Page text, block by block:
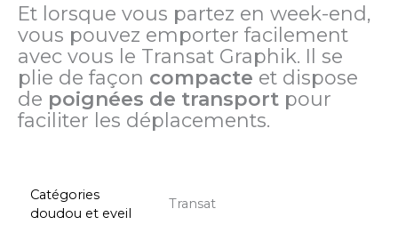
Et lorsque vous partez en week-end,
vous pouvez emporter facilement
avec vous le Transat Graphik. Il se
plie de façon compacte et dispose
de poignées de transport pour
faciliter les déplacements.
Catégories
doudou et eveil
Transat